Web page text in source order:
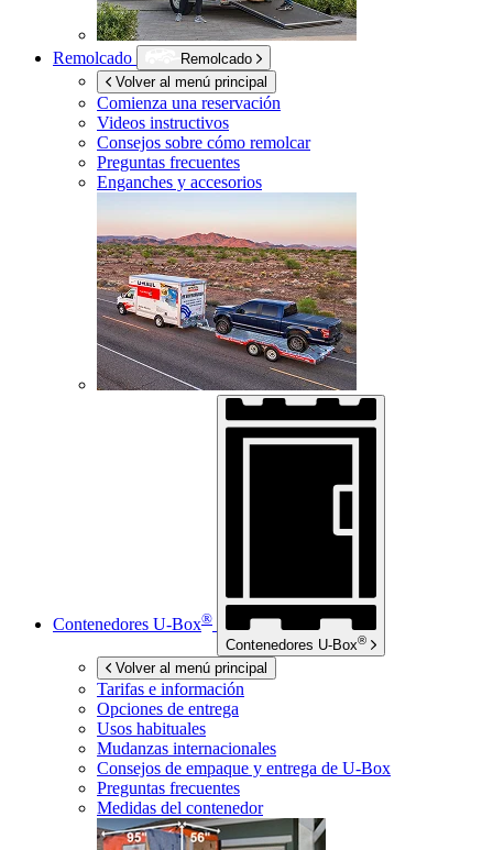
Remolcado
Remolcado
Volver al menú principal
Comienza una reservación
Videos instructivos
Consejos sobre cómo remolcar
Preguntas frecuentes
Enganches y accesorios
Contenedores U-Box®
Contenedores U-Box®
Volver al menú principal
Tarifas e información
Opciones de entrega
Usos habituales
Mudanzas internacionales
Consejos de empaque y entrega de U-Box
Preguntas frecuentes
Medidas del contenedor